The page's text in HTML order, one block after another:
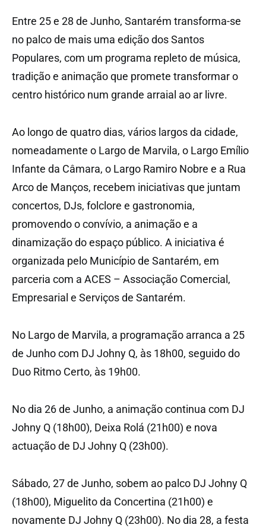
Entre 25 e 28 de Junho, Santarém transforma-se
no palco de mais uma edição dos Santos
Populares, com um programa repleto de música,
tradição e animação que promete transformar o
centro histórico num grande arraial ao ar livre.
Ao longo de quatro dias, vários largos da cidade,
nomeadamente o Largo de Marvila, o Largo Emílio
Infante da Câmara, o Largo Ramiro Nobre e a Rua
Arco de Manços, recebem iniciativas que juntam
concertos, DJs, folclore e gastronomia,
promovendo o convívio, a animação e a
dinamização do espaço público. A iniciativa é
organizada pelo Município de Santarém, em
parceria com a ACES – Associação Comercial,
Empresarial e Serviços de Santarém.
No Largo de Marvila, a programação arranca a 25
de Junho com DJ Johny Q, às 18h00, seguido do
Duo Ritmo Certo, às 19h00.
No dia 26 de Junho, a animação continua com DJ
Johny Q (18h00), Deixa Rolá (21h00) e nova
actuação de DJ Johny Q (23h00).
Sábado, 27 de Junho, sobem ao palco DJ Johny Q
(18h00), Miguelito da Concertina (21h00) e
novamente DJ Johny Q (23h00). No dia 28, a festa